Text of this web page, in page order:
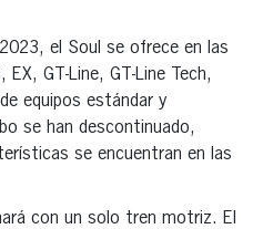
el Soul se ofrece en las
GT-Line, GT-Line Tech,
equipos estándar y
se han descontinuado,
se encuentran en las
con un solo tren motriz. El